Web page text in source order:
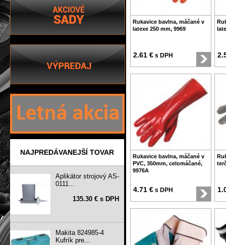
NAJPREDÁVANEJŠÍ TOVAR
Aplikátor strojový AS-
0111...
135.30 € s DPH
Makita 824985-4
Kufrík pre...
Rukavice bavlna, máčané v
latexe 250 mm, 9969
2.61 € s DPH
Rukavice bavlna, máčané v
PVC, 350mm, celomáčané,
9976A
4.71 € s DPH